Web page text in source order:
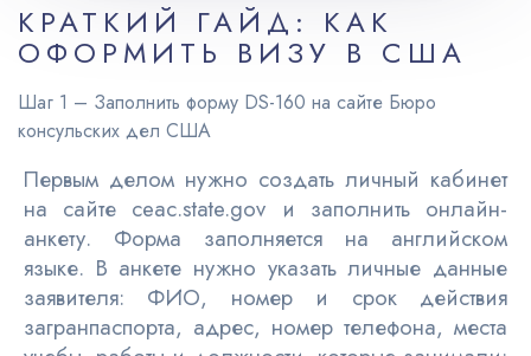
КРАТКИЙ ГАЙД: КАК
ОФОРМИТЬ ВИЗУ В США
Шаг 1 – Заполнить форму DS-160 на сайте Бюро
консульских дел США
Первым делом нужно создать личный кабинет
на сайте ceac.state.gov и заполнить онлайн-
анкету. Форма заполняется на английском
языке. В анкете нужно указать личные данные
заявителя: ФИО, номер и срок действия
загранпаспорта, адрес, номер телефона, места